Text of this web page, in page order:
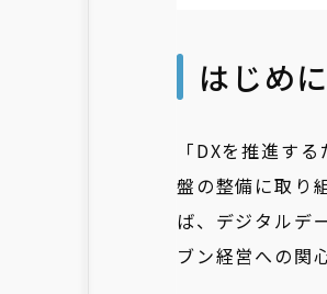
はじめに
「DXを推進す
盤の整備に取り
ば、デジタルデ
ブン経営への関